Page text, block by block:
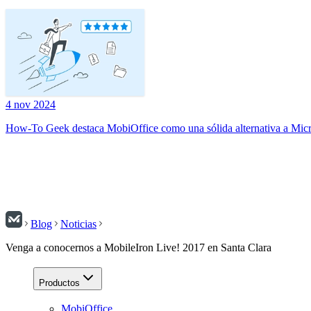
4 nov 2024
How-To Geek destaca MobiOffice como una sólida alternativa a
Blog
Noticias
Venga a conocernos a MobileIron Live! 2017 en Santa Clara
Productos